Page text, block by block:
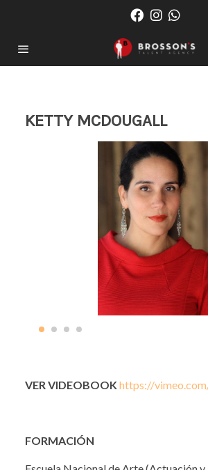
KETTY MCDOUGALL
VER VIDEOBOOK https://
FORMACIÓN